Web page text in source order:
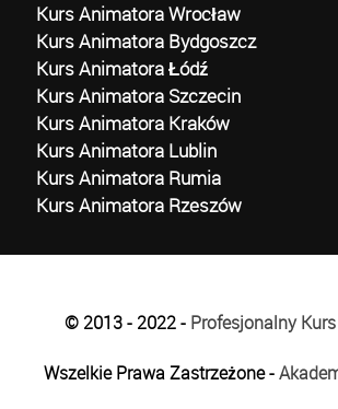
Kurs Animatora Wrocław
Kurs Animatora Bydgoszcz
Kurs Animatora Łódź
Kurs Animatora Szczecin
Kurs Animatora Kraków
Kurs Animatora Lublin
Kurs Animatora Rumia
Kurs Animatora Rzeszów
© 2013 - 2022 - Profesjonalny
Wszelkie Prawa Zastrzeżone -